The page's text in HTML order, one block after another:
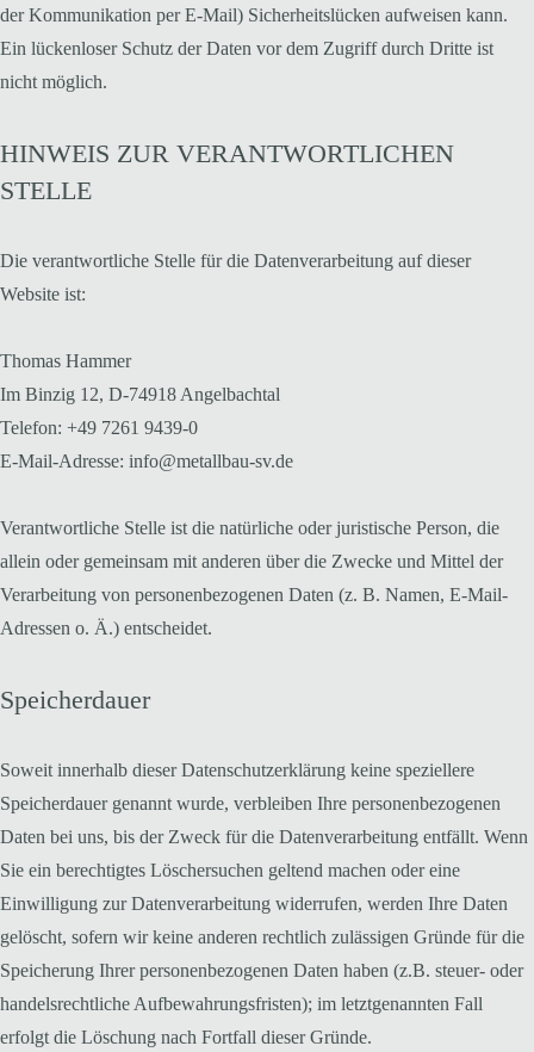
der Kommunikation per E-Mail) Sicherheitslücken aufweisen kann.
Ein lückenloser Schutz der Daten vor dem Zugriff durch Dritte ist
nicht möglich.
HINWEIS ZUR VERANTWORTLICHEN
STELLE
Die verantwortliche Stelle für die Datenverarbeitung auf dieser
Website ist:
Thomas Hammer
Im Binzig 12, D-74918 Angelbachtal
Telefon: +49 7261 9439-0
E-Mail-Adresse: info@metallbau-sv.de
Verantwortliche Stelle ist die natürliche oder juristische Person, die
allein oder gemeinsam mit anderen über die Zwecke und Mittel der
Verarbeitung von personenbezogenen Daten (z. B. Namen, E-Mail-
Adressen o. Ä.) entscheidet.
Speicherdauer
Soweit innerhalb dieser Datenschutzerklärung keine speziellere
Speicherdauer genannt wurde, verbleiben Ihre personenbezogenen
Daten bei uns, bis der Zweck für die Datenverarbeitung entfällt. Wenn
Sie ein berechtigtes Löschersuchen geltend machen oder eine
Einwilligung zur Datenverarbeitung widerrufen, werden Ihre Daten
gelöscht, sofern wir keine anderen rechtlich zulässigen Gründe für die
Speicherung Ihrer personenbezogenen Daten haben (z.B. steuer- oder
handelsrechtliche Aufbewahrungsfristen); im letztgenannten Fall
erfolgt die Löschung nach Fortfall dieser Gründe.